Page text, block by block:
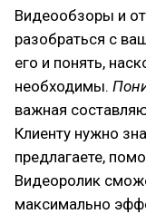
Видеообзоры и
разобраться с
его и понять,
необходимы.
важная
Клиенту нужно
предлагаете,
Видеоролик
максимально